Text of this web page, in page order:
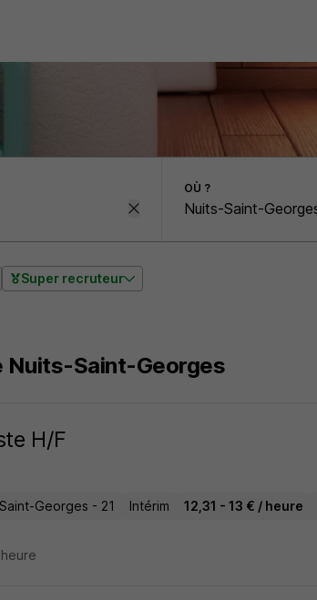
OÙ ?
Super recruteur
Nuits-Saint-Georges
H/F
Georges - 21 Intérim 12,31 - 13 € / heure